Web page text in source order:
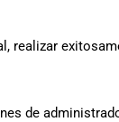
realizar
de